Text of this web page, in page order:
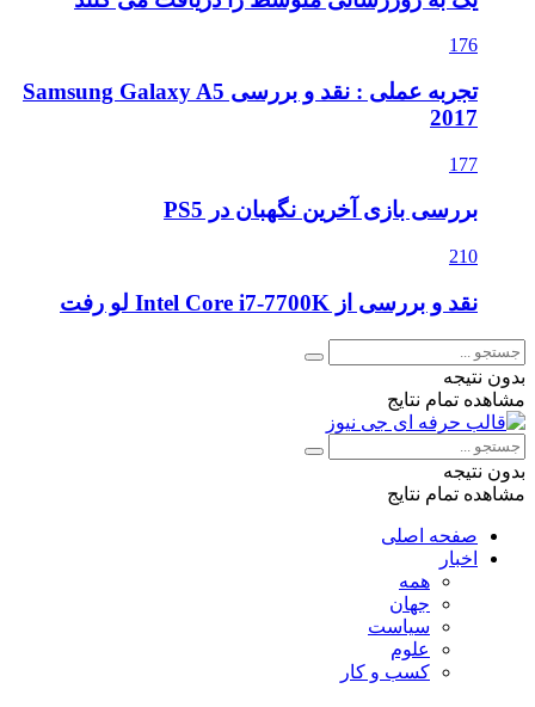
176
تجربه عملی : نقد و بررسی Samsung Galaxy A5
2017
177
بررسی بازی آخرین نگهبان در PS5
210
نقد و بررسی از Intel Core i7-7700K لو رفت
بدون نتیجه
مشاهده تمام نتایج
بدون نتیجه
مشاهده تمام نتایج
صفحه اصلی
اخبار
همه
جهان
سیاست
علوم
کسب و کار